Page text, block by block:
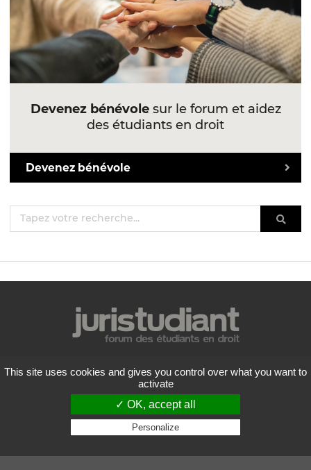
Devenez bénévolesur le forum et aidez
des étudiants en droit
Devenez bénévole
Mentions légales
Politique de confidentialité
Conditions générales d'utilisation
Liste des forums
Contactez-nous
Copyright
2026 Juristudiant.com - Tous droits réservés
This site uses cookies and gives you control over what you want to
activate
✓ OK, accept all
Personalize